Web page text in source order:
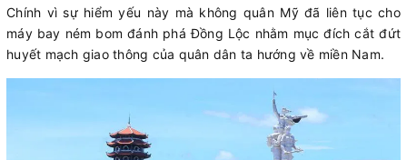
Chính vì sự hiểm yếu này mà không quân Mỹ đã liên tục cho
máy bay ném bom đánh phá Đồng Lộc nhằm mục đích cắt đứt
huyết mạch giao thông của quân dân ta hướng về miền Nam.